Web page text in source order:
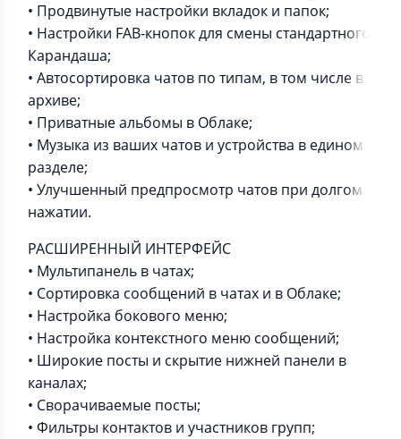
• Продвинутые настройки вкладок и папок;
• Настройки FAB-кнопок для смены стандартного
Карандаша;
• Автосортировка чатов по типам, в том числе в
архиве;
• Приватные альбомы в Облаке;
• Музыка из ваших чатов и устройства в едином
разделе;
• Улучшенный предпросмотр чатов при долгом
нажатии.
РАСШИРЕННЫЙ ИНТЕРФЕЙС
• Мультипанель в чатах;
• Сортировка сообщений в чатах и в Облаке;
• Настройка бокового меню;
• Настройка контекстного меню сообщений;
• Широкие посты и скрытие нижней панели в
каналах;
• Сворачиваемые посты;
• Фильтры контактов и участников групп;